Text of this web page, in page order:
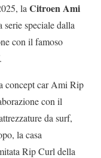
la Citroen Ami
serie speciale dalla
con il famoso
concept car Ami Rip
con il
da surf,
la casa
Rip Curl della